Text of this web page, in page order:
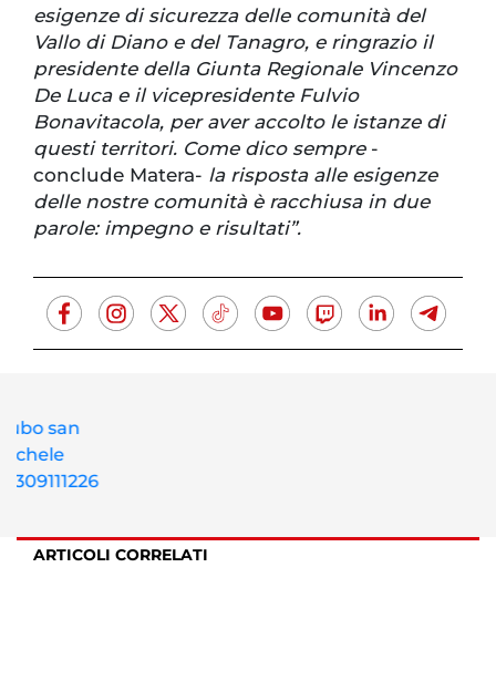
esigenze di sicurezza delle comunità del
Vallo di Diano e del Tanagro, e ringrazio il
presidente della Giunta Regionale Vincenzo
De Luca e il vicepresidente Fulvio
Bonavitacola, per aver accolto le istanze di
questi territori. Come dico sempre-
conclude Matera- la risposta alle esigenze
delle nostre comunità è racchiusa in due
parole: impegno e risultati”.
ARTICOLI CORRELATI